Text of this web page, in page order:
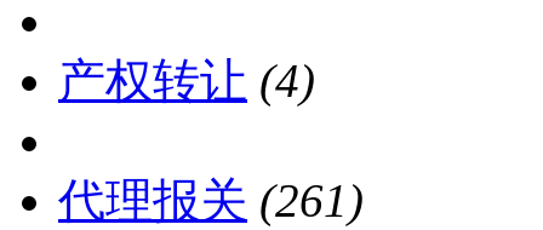
产权转让 (4)
代理报关 (261)